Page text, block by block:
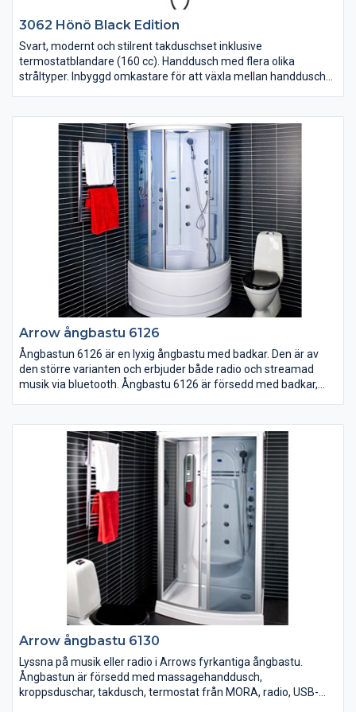
3062 Hönö Black Edition
Svart, modernt och stilrent takduschset inklusive
termostatblandare (160 cc). Handdusch med flera olika
stråltyper. Inbyggd omkastare för att växla mellan handdusch
mm). Monteras på blandarfästen med dold rördragning.
Arrow ångbastu 6126
Ångbastun 6126 är en lyxig ångbastu med badkar. Den är av
den större varianten och erbjuder både radio och streamad
musik via bluetooth. Ångbastu 6126 är försedd med badkar,
display med touch-knappar, LED-takbelysning, färgskiftande
LED-väggbelysning, doftbehållare, fläkt, sittplats, spegel, hyllor,
tonat säkerhetsglas och löstagbar front. (1 fas, 16 amp)
Arrow ångbastu 6130
Lyssna på musik eller radio i Arrows fyrkantiga ångbastu.
Ångbastun är försedd med massagehanddusch,
kroppsduschar, takdusch, termostat från MORA, radio, USB-